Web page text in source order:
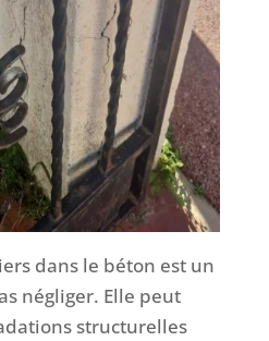
dans le béton est un
négliger. Elle peut
structurelles